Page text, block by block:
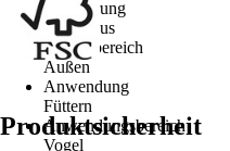
Ausführung
Futterhaus
Einsatzbereich
Außen
Anwendung
Füttern
Anwendungsbereich
Vogel
Produktsicherheit